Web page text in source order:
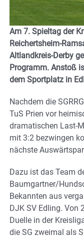
Am 7. Spieltag der
Reichertsheim-
Altlandkreis-Derby
Programm. Anstoß
dem Sportplatz in
Nachdem die
TuS Prien vor
dramatischen Last-
mit 3:2 bezwingen
nächste
Dazu ist das Team
Baumgartner/
Bekannten aus
DJK SV Edling. Von
Duelle in der
die SG zweimal als